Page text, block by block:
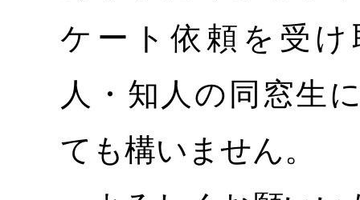
ケート依頼を受
人・知人の同窓生
ても構いません。